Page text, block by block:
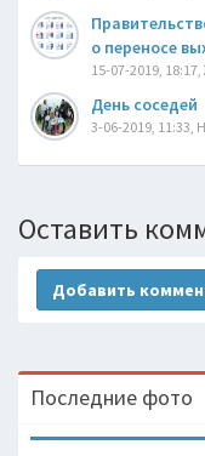
о переносе
15-07-2019,
День соседей
3-06-2019, 11:33,
Оставить
Добавить
Последние фото